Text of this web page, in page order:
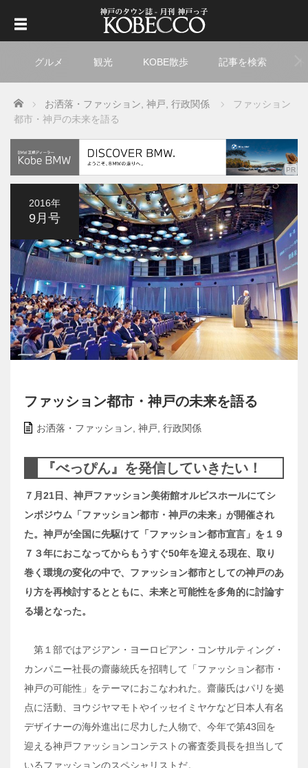
グルメ 観光 KOBE散歩 記事を検索
Home お洒落・ファッション 神戸 行政関係
ファッション
都市・神戸の未来を語る
2016年
9月号
ファッション都市・神戸の未来を語る
お洒落・ファッション 神戸 行政関係
『べっぴん』を発信していきたい！
７月21日、神戸ファッション美術館オルビスホールにてシ
ンポジウム「ファッション都市・神戸の未来」が開催され
た。神戸が全国に先駆けて「ファッション都市宣言」を１９
７３年におこなってからもうすぐ50年を迎える現在、取り
巻く環境の変化の中で、ファッション都市としての神戸のあ
り方を再検討するとともに、未来と可能性を多角的に討論す
る場となった。
第１部ではアジアン・ヨーロピアン・コンサルティング・
カンパニー社長の齋藤統氏を招聘して「ファッション都市・
神戸の可能性」をテーマにおこなわれた。齋藤氏はパリを拠
点に活動、ヨウジヤマモトやイッセイミヤケなど日本人有名
デザイナーの海外進出に尽力した人物で、今年で第43回を
迎える神戸ファッションコンテストの審査委員長を担当して
いるファッションのスペシャリストだ。